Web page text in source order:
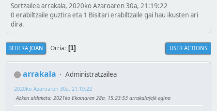
Sortzailea arrakala, 2020ko Azaroaren 30a, 21:19:22
0 erabiltzaile guztira eta 1 Bisitari erabiltzaile gai hau ikusten ari
dira.
BEHERA JOAN Orria 1 USER ACTIONS
arrakala Administratzailea
2020ko Azaroaren 30a, 21:19:22
Azken aldaketa: 2021ko Ekainaren 28a, 15:23:53 arrakala(e)k egina